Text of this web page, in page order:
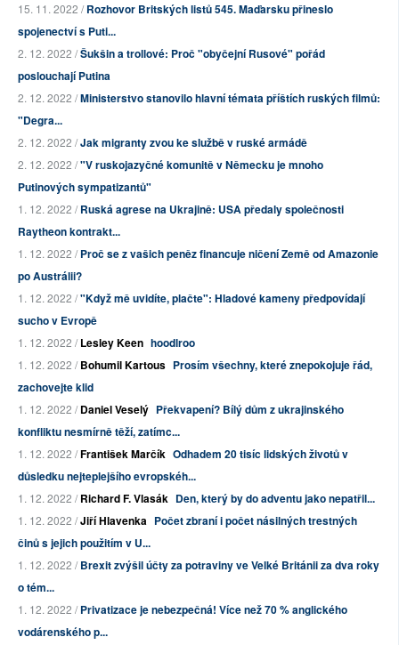
15. 11. 2022 /Rozhovor Britských listů 545. Maďarsku přineslo
spojenectví s Puti...
2. 12. 2022 /Šukšin a trollové: Proč "obyčejní Rusové" pořád
poslouchají Putina
2. 12. 2022 /Ministerstvo stanovilo hlavní témata příštích ruských filmů:
"Degra...
2. 12. 2022 /Jak migranty zvou ke službě v ruské armádě
2. 12. 2022 /"V ruskojazyčné komunitě v Německu je mnoho
Putinových sympatizantů"
1. 12. 2022 /Ruská agrese na Ukrajině: USA předaly společnosti
Raytheon kontrakt...
1. 12. 2022 /Proč se z vašich peněz financuje ničení Země od Amazonie
po Austrálii?
1. 12. 2022 /"Když mě uvidíte, plačte": Hladové kameny předpovídají
sucho v Evropě
1. 12. 2022 /Lesley Keen hoodlroo
1. 12. 2022 /Bohumil Kartous Prosím všechny, které znepokojuje řád,
zachovejte klid
1. 12. 2022 /Daniel Veselý Překvapení? Bílý dům z ukrajinského
konfliktu nesmírně těží, zatímc...
1. 12. 2022 /František Marčík Odhadem 20 tisíc lidských životů v
důsledku nejteplejšího evropskéh...
1. 12. 2022 /Richard F. Vlasák Den, který by do adventu jako nepatřil...
1. 12. 2022 /Jiří Hlavenka Počet zbraní i počet násilných trestných
činů s jejich použitím v U...
1. 12. 2022 /Brexit zvýšil účty za potraviny ve Velké Británii za dva roky
o tém...
1. 12. 2022 /Privatizace je nebezpečná! Více než 70 % anglického
vodárenského p...